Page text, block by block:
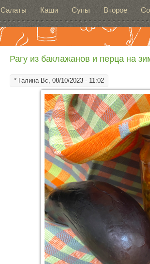
Салаты Каши Супы Второе
Рагу из баклажанов и перца на
* ГалинаВс, 08/10/2023 - 11:02